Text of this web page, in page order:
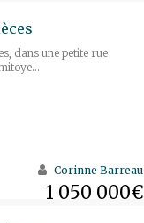
dans une petite rue
1 050 000€
Corinne Barreau